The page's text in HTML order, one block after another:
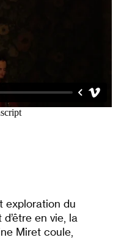
exploration du
en vie, la
Miret coule,